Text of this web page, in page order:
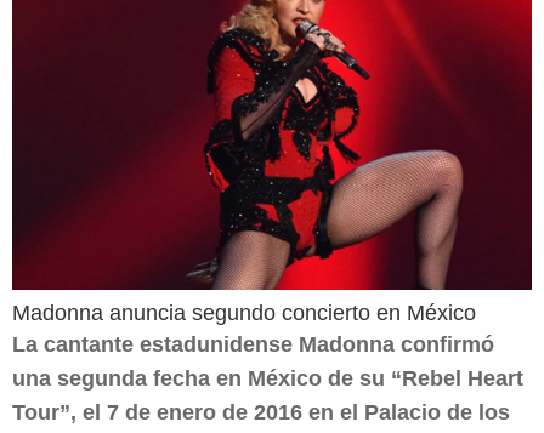
Madonna anuncia segundo concierto en México
La cantante estadunidense Madonna confirmó
una segunda fecha en México de su “Rebel Heart
Tour”, el 7 de enero de 2016 en el Palacio de los